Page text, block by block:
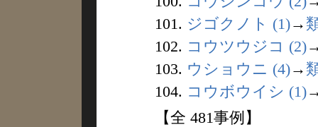
101. ジゴクノト (1)→
102. コウツウジコ (2)
103. ウショウニ (4)→
104. コウボウイシ (1)
【全 481事例】